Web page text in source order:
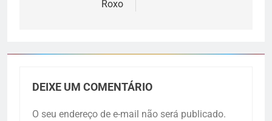
Roxo
DEIXE UM COMENTÁRIO
O seu endereço de e-mail não será publicado.